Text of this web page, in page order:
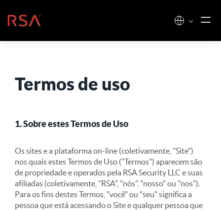
Início
Termos de uso
1. Sobre estes Termos de Uso
Os sites e a plataforma on-line (coletivamente, "Site")
nos quais estes Termos de Uso ("Termos") aparecem são
de propriedade e operados pela RSA Security LLC e suas
afiliadas (coletivamente, "RSA", "nós", "nosso" ou "nos").
Para os fins destes Termos, "você" ou "seu" significa a
pessoa que está acessando o Site e qualquer pessoa que